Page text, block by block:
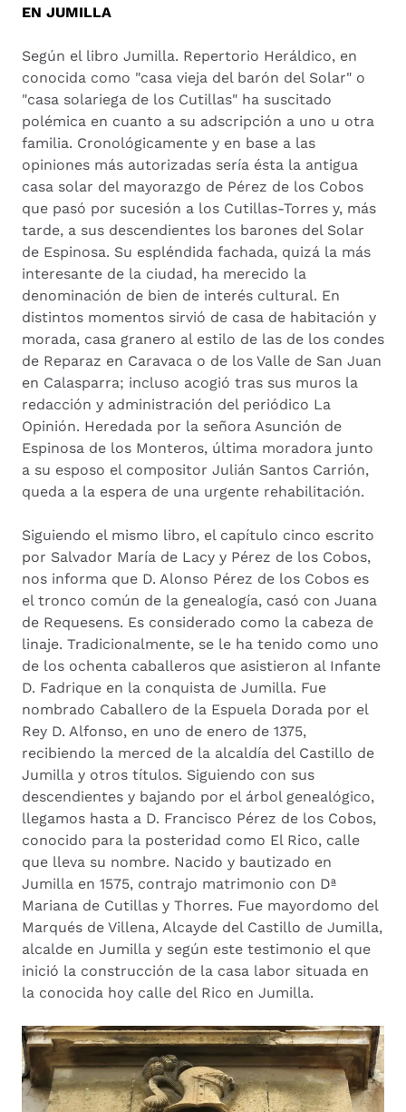
EN JUMILLA
Según el libro Jumilla. Repertorio Heráldico, en
conocida como "casa vieja del barón del Solar" o
"casa solariega de los Cutillas" ha suscitado
polémica en cuanto a su adscripción a uno u otra
familia. Cronológicamente y en base a las
opiniones más autorizadas sería ésta la antigua
casa solar del mayorazgo de Pérez de los Cobos
que pasó por sucesión a los Cutillas-Torres y, más
tarde, a sus descendientes los barones del Solar
de Espinosa. Su espléndida fachada, quizá la más
interesante de la ciudad, ha merecido la
denominación de bien de interés cultural. En
distintos momentos sirvió de casa de habitación y
morada, casa granero al estilo de las de los condes
de Reparaz en Caravaca o de los Valle de San Juan
en Calasparra; incluso acogió tras sus muros la
redacción y administración del periódico La
Opinión. Heredada por la señora Asunción de
Espinosa de los Monteros, última moradora junto
a su esposo el compositor Julián Santos Carrión,
queda a la espera de una urgente rehabilitación.
Siguiendo el mismo libro, el capítulo cinco escrito
por Salvador María de Lacy y Pérez de los Cobos,
nos informa que D. Alonso Pérez de los Cobos es
el tronco común de la genealogía, casó con Juana
de Requesens. Es considerado como la cabeza de
linaje. Tradicionalmente, se le ha tenido como uno
de los ochenta caballeros que asistieron al Infante
D. Fadrique en la conquista de Jumilla. Fue
nombrado Caballero de la Espuela Dorada por el
Rey D. Alfonso, en uno de enero de 1375,
recibiendo la merced de la alcaldía del Castillo de
Jumilla y otros títulos. Siguiendo con sus
descendientes y bajando por el árbol genealógico,
llegamos hasta a D. Francisco Pérez de los Cobos,
conocido para la posteridad como El Rico, calle
que lleva su nombre. Nacido y bautizado en
Jumilla en 1575, contrajo matrimonio con Dª
Mariana de Cutillas y Thorres. Fue mayordomo del
Marqués de Villena, Alcayde del Castillo de Jumilla,
alcalde en Jumilla y según este testimonio el que
inició la construcción de la casa labor situada en
la conocida hoy calle del Rico en Jumilla.